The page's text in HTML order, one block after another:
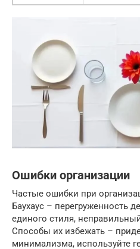
Ошибки организации
Частые ошибки при
Баухаус – перегруженность
единого стиля,
Способы их избежать –
минимализма, используйте